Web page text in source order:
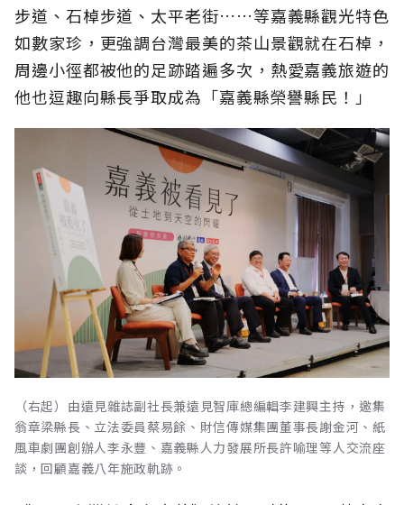
步道、石棹步道、太平老街……等嘉義縣觀光特色
如數家珍，更強調台灣最美的茶山景觀就在石棹，
周邊小徑都被他的足跡踏遍多次，熱愛嘉義旅遊的
他也逗趣向縣長爭取成為「嘉義縣榮譽縣民！」
（右起）由遠見雜誌副社長兼遠見智庫總編輯李建興主持，邀集
翁章梁縣長、立法委員蔡易餘、財信傳媒集團董事長謝金河、紙
風車劇團創辦人李永豐、嘉義縣人力發展所長許喻理等人交流座
談，回顧嘉義八年施政軌跡。